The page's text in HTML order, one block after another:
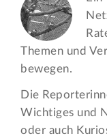
Themen und
bewegen.
Die
Wichtiges und
oder auch